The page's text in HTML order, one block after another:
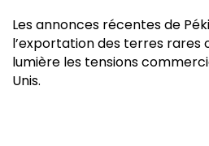
Les annonces récentes de
l’exportation des terres rares
lumière les tensions
Unis.